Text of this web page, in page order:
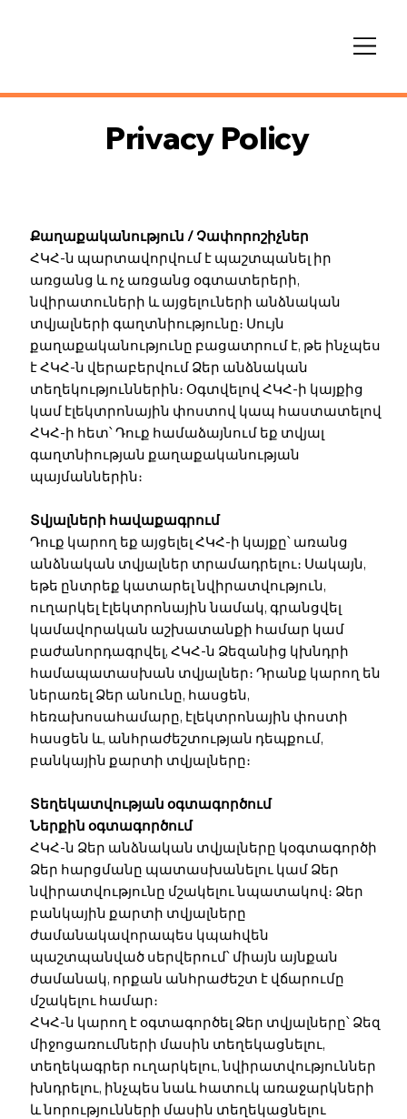
Privacy Policy
Քաղաքականություն / Չափորոշիչներ
ՀԿՀ-ն պարտավորվում է պաշտպանել իր
առցանց և ոչ առցանց օգտատերերի,
նվիրատուների և այցելուների անձնական
տվյալների գաղտնիությունը։ Սույն
քաղաքականությունը բացատրում է, թե ինչպես
է ՀԿՀ-ն վերաբերվում Ձեր անձնական
տեղեկություններին։ Օգտվելով ՀԿՀ-ի կայքից
կամ էլեկտրոնային փոստով կապ հաստատելով
ՀԿՀ-ի հետ՝ Դուք համաձայնում եք տվյալ
գաղտնիության քաղաքականության
պայմաններին։
Տվյալների հավաքագրում
Դուք կարող եք այցելել ՀԿՀ-ի կայքը՝ առանց
անձնական տվյալներ տրամադրելու։ Սակայն,
եթե ընտրեք կատարել նվիրատվություն,
ուղարկել էլեկտրոնային նամակ, գրանցվել
կամավորական աշխատանքի համար կամ
բաժանորդագրվել, ՀԿՀ-ն Ձեզանից կխնդրի
համապատասխան տվյալներ։ Դրանք կարող են
ներառել Ձեր անունը, հասցեն,
հեռախոսահամարը, էլեկտրոնային փոստի
հասցեն և, անհրաժեշտության դեպքում,
բանկային քարտի տվյալները։
Տեղեկատվության օգտագործում
Ներքին օգտագործում
ՀԿՀ-ն Ձեր անձնական տվյալները կօգտագործի
Ձեր հարցմանը պատասխանելու կամ Ձեր
նվիրատվությունը մշակելու նպատակով։ Ձեր
բանկային քարտի տվյալները
ժամանակավորապես կպահվեն
պաշտպանված սերվերում՝ միայն այնքան
ժամանակ, որքան անհրաժեշտ է վճարումը
մշակելու համար։
ՀԿՀ-ն կարող է օգտագործել Ձեր տվյալները՝ Ձեզ
միջոցառումների մասին տեղեկացնելու,
տեղեկագրեր ուղարկելու, նվիրատվություններ
խնդրելու, ինչպես նաև հատուկ առաջարկների
և նորությունների մասին տեղեկացնելու